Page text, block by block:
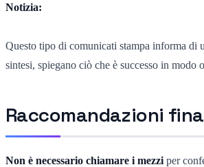
Notizia:
Questo tipo di comunicati stampa informa di
sintesi, spiegano ciò che è successo in modo
Raccomandazioni
Non è necessario chiamare i mezzi per